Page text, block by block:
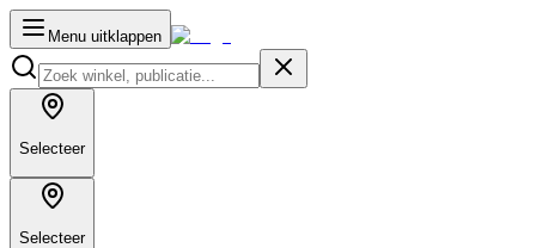
Menu uitklappen
Selecteer
Selecteer